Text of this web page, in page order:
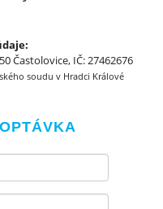
Častolovice, IČ: 27462676
soudu v Hradci Králové